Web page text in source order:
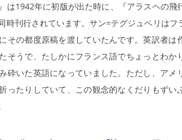
は1942年に初版が出た時に、『アラスヘの飛
時刊行されています。サン=テグジュペリはフ
その都度原稿を渡していたんです。英訳者は
そうで、たしかにフランス語でちょっとわか
砕いた英語になっていました。ただし、アメ
ったりしていて、この観念的なくだりもずい